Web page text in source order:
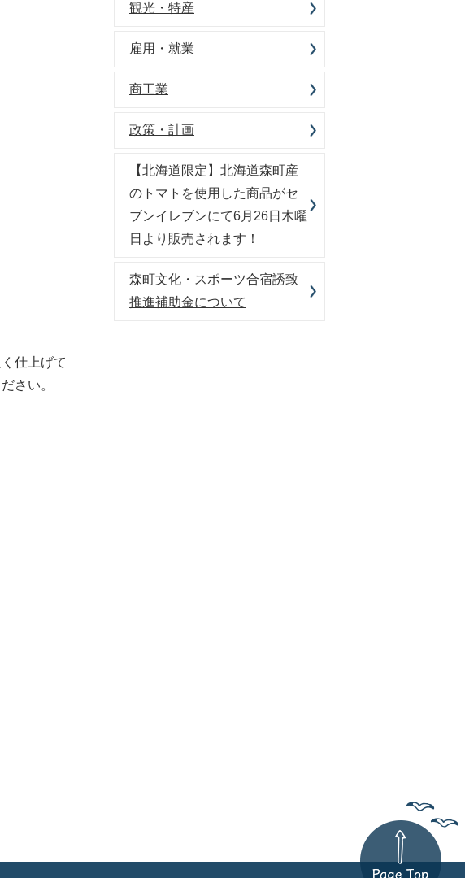
仕上げて
さい。
観光・特産
雇用・就業
商工業
政策・計画
【北海道限定】北海道森町産
のトマトを使用した商品がセ
ブンイレブンにて6月26日木曜
日より販売されます！
森町文化・スポーツ合宿誘致
推進補助金について